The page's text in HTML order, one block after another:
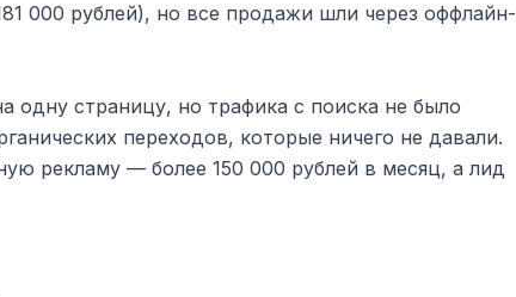
000 рублей), но все продажи шли через оффлайн-
одну страницу, но трафика с поиска не было
переходов, которые ничего не давали.
рекламу — более 150 000 рублей в месяц, а лид